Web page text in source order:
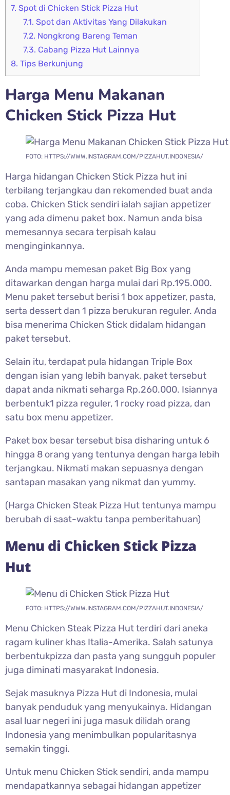
7. Spot di Chicken Stick Pizza Hut
7.1. Spot dan Aktivitas Yang Dilakukan
7.2. Nongkrong Bareng Teman
7.3. Cabang Pizza Hut Lainnya
8. Tips Berkunjung
Harga Menu Makanan
Chicken Stick Pizza Hut
FOTO: HTTPS://WWW.INSTAGRAM.COM/PIZZAHUT.INDONESIA/
Harga hidangan Chicken Stick Pizza hut ini
terbilang terjangkau dan rekomended buat anda
coba. Chicken Stick sendiri ialah sajian appetizer
yang ada dimenu paket box. Namun anda bisa
memesannya secara terpisah kalau
menginginkannya.
Anda mampu memesan paket Big Box yang
ditawarkan dengan harga mulai dari Rp.195.000.
Menu paket tersebut berisi 1 box appetizer, pasta,
serta dessert dan 1 pizza berukuran reguler. Anda
bisa menerima Chicken Stick didalam hidangan
paket tersebut.
Selain itu, terdapat pula hidangan Triple Box
dengan isian yang lebih banyak, paket tersebut
dapat anda nikmati seharga Rp.260.000. Isiannya
berbentuk1 pizza reguler, 1 rocky road pizza, dan
satu box menu appetizer.
Paket box besar tersebut bisa disharing untuk 6
hingga 8 orang yang tentunya dengan harga lebih
terjangkau. Nikmati makan sepuasnya dengan
santapan masakan yang nikmat dan yummy.
(Harga Chicken Steak Pizza Hut tentunya mampu
berubah di saat-waktu tanpa pemberitahuan)
Menu di Chicken Stick Pizza
Hut
FOTO: HTTPS://WWW.INSTAGRAM.COM/PIZZAHUT.INDONESIA/
Menu Chicken Steak Pizza Hut terdiri dari aneka
ragam kuliner khas Italia-Amerika. Salah satunya
berbentukpizza dan pasta yang sungguh populer
juga diminati masyarakat Indonesia.
Sejak masuknya Pizza Hut di Indonesia, mulai
banyak penduduk yang menyukainya. Hidangan
asal luar negeri ini juga masuk dilidah orang
Indonesia yang menimbulkan popularitasnya
semakin tinggi.
Untuk menu Chicken Stick sendiri, anda mampu
mendapatkannya sebagai hidangan appetizer